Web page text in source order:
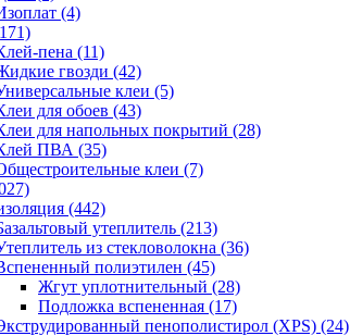
(4)
пена (11)
гвозди (42)
клеи (5)
для обоев (43)
для напольных покрытий (28)
ПВА (35)
клеи (7)
(442)
утеплитель (213)
из стекловолокна (36)
полиэтилен (45)
Жгут уплотнительный (28)
Подложка вспененная (17)
пенополистирол (XPS) (24)